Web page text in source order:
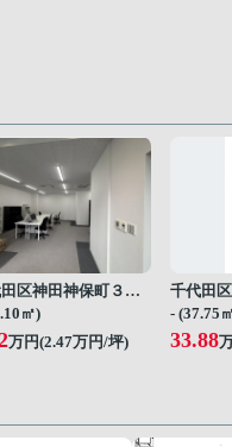
千代田区神田神保町３丁目
㎡)
万円(2.47万円/坪)
千代田
- (37.75
33.88